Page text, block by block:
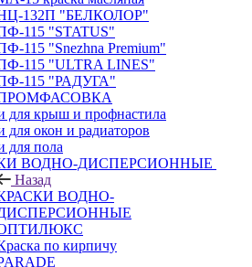
132П "БЕЛКОЛОР"
115 "STATUS"
115 "Snezhna Premium"
115 "ULTRA LINES"
115 "РАДУГА"
для крыш и профнастила
для окон и радиаторов
для пола
ВОДНО-ДИСПЕРСИОННЫЕ
Назад
ВОДНО-
по кирпичу